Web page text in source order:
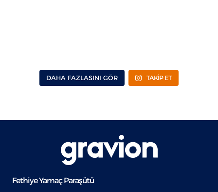
DAHA FAZLASINI GÖR TAKİP ET
Fethiye Yamaç Paraşütü